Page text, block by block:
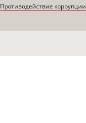
Противодействие коррупции